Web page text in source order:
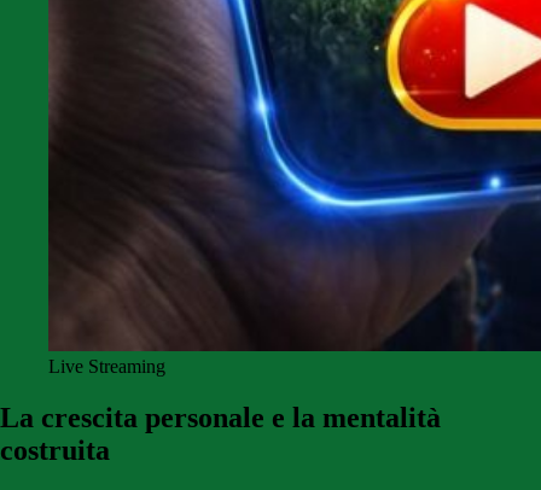
Live Streaming
La crescita personale e la mentalità
costruita